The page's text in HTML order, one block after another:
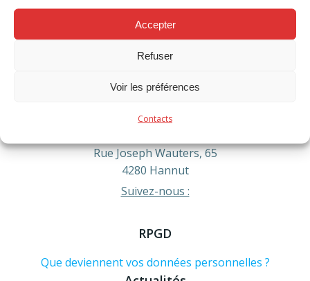
Accepter
Refuser
Voir les préférences
Contacts
Contact
Urgence formez le 112Administratif : 019/60.54.20
Rue Joseph Wauters, 65
4280 Hannut
Suivez-nous :
RPGD
Que deviennent vos données personnelles ?